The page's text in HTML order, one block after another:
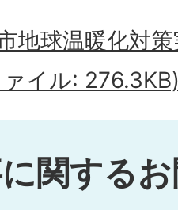
地球温暖化対
イル:
関する